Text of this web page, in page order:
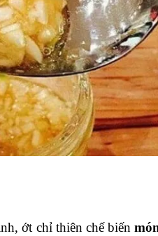
ớt chỉ thiên chế biến